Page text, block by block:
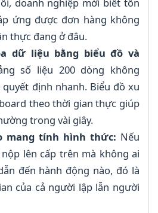
doanh nghiệp mới biết tồn
ứng được đơn hàng không
thực đang ở đâu.
dữ liệu bằng biểu đồ và
số liệu 200 dòng không
định nhanh. Biểu đồ xu
theo thời gian thực giúp
trong vài giây.
mang tính hình thức: Nếu
lên cấp trên mà không ai
đến hành động nào, đó là
của cả người lập lẫn người